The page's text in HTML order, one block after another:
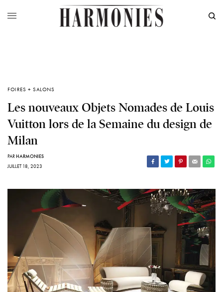
FOIRES + SALONS
Les nouveaux Objets Nomades de Louis
Vuitton lors de la Semaine du design de
Milan
PARHARMONIES
JUILLET 18, 2023